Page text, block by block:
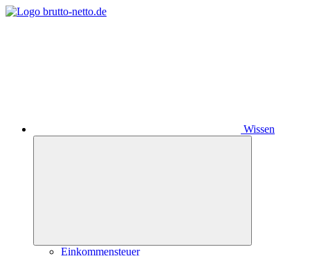
Wissen
Einkommensteuer